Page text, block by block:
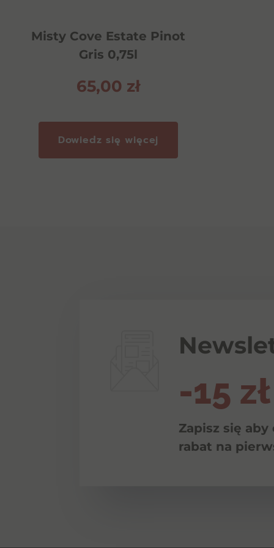
Misty Cove Estate Pinot
Gris 0,75l
65,00 zł
Dowiedz się więcej
-15 zł
Zapisz się
rabat na